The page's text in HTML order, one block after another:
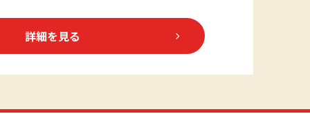
詳細を見る